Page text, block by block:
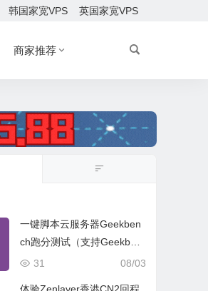
韩国家宽VPS 英国家宽VPS
商家推荐
一键脚本云服务器Geekben
ch跑分测试（支持Geekben
ch 5 Geekbench 6 Geekbe
08/03
31